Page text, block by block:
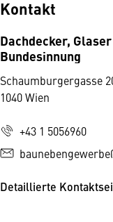
Kontakt
Dachdecker,
Bundesinnung
Schaumburgergasse
1040 Wien
+43 1 5056960
Detaillierte